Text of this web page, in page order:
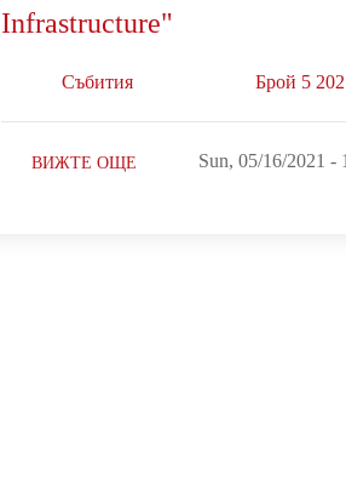
Infrastructure"
Събития Брой 5
ВИЖТЕ ОЩЕ Sun, 05/16/2021 -